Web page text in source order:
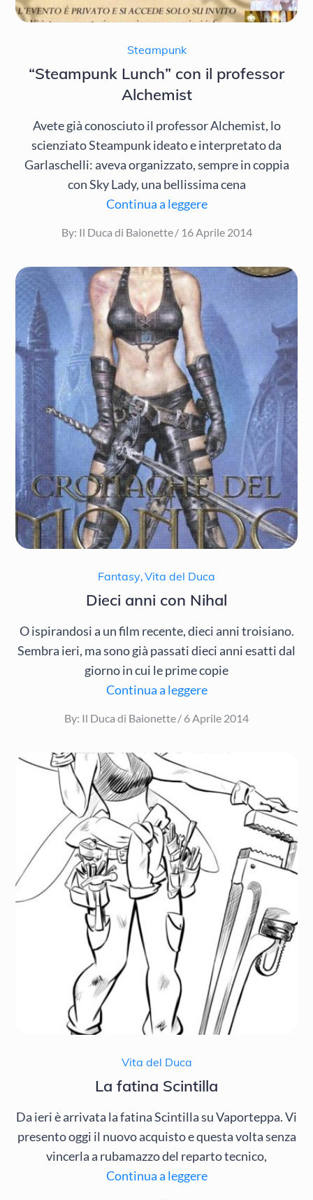
Steampunk
“Steampunk Lunch” con il professor
Alchemist
Avete già conosciuto il professor Alchemist, lo
scienziato Steampunk ideato e interpretato da
Garlaschelli: aveva organizzato, sempre in coppia
con Sky Lady, una bellissima cena
Continua a leggere
By: Il Duca di Baionette
Posted
16 Aprile 2014
Fantasy,Vita del Duca
Dieci anni con Nihal
O ispirandosi a un film recente, dieci anni troisiano.
Sembra ieri, ma sono già passati dieci anni esatti dal
giorno in cui le prime copie
Continua a leggere
By: Il Duca di Baionette
Posted
6 Aprile 2014
Vita del Duca
La fatina Scintilla
Da ieri è arrivata la fatina Scintilla su Vaporteppa. Vi
presento oggi il nuovo acquisto e questa volta senza
vincerla a rubamazzo del reparto tecnico,
Continua a leggere